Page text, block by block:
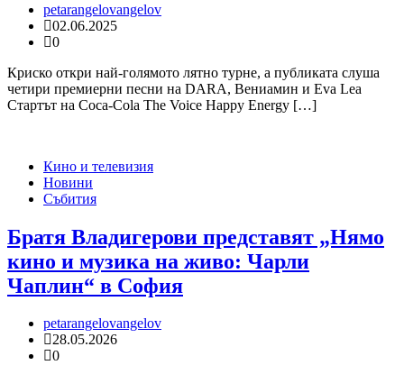
petarangelovangelov
02.06.2025
0
Криско откри най-голямото лятно турне, а публиката слуша
четири премиерни песни на DARA, Вениамин и Eva Lea
Стартът на Coca-Cola The Voice Happy Energy […]
Кино и телевизия
Новини
Събития
Братя Владигерови представят „Нямо
кино и музика на живо: Чарли
Чаплин“ в София
petarangelovangelov
28.05.2026
0